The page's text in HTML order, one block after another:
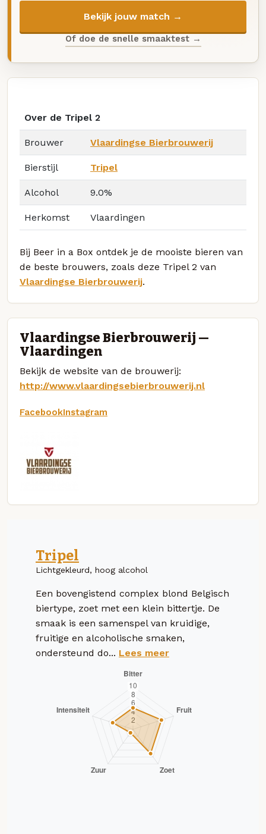
Bekijk jouw match →
Of doe de snelle smaaktest →
Over de Tripel 2
Brouwer Vlaardingse Bierbrouwerij
Bierstijl Tripel
Alcohol 9.0%
Herkomst Vlaardingen
Bij Beer in a Box ontdek je de mooiste bieren van
de beste brouwers, zoals deze Tripel 2 van
Vlaardingse Bierbrouwerij.
Vlaardingse Bierbrouwerij —
Vlaardingen
Bekijk de website van de brouwerij:
http://www.vlaardingsebierbrouwerij.nl
FacebookInstagram
Tripel
Lichtgekleurd, hoog alcohol
Een bovengistend complex blond Belgisch
biertype, zoet met een klein bittertje. De
smaak is een samenspel van kruidige,
fruitige en alcoholische smaken,
ondersteund do... Lees meer